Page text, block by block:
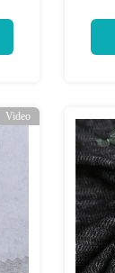
Video